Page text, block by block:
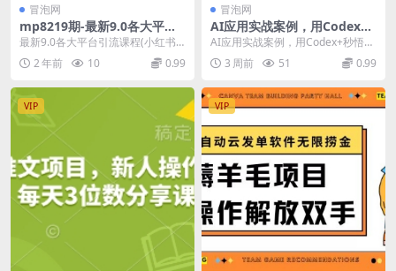
冒泡网
mp8219期-最新9.0各大平台
引流课程(小红书快手抖音闲鱼
头条b站)
最新9.0各大平台引流课程(小红书
快手抖音闲鱼头条b站) 课程内容 1-
各大平台...
2 年前 10 0.99
冒泡网
AI应用实战案例，用Codex
+秒悟CLl做宝宝绘本生成器，
小白也能把生活想法变成可访
问的AI应用
AI应用实战案例，用Codex+秒悟CL
l做宝宝绘本生成器，小白也能把生
活想法变...
3 周前 51 0.99
VIP VIP